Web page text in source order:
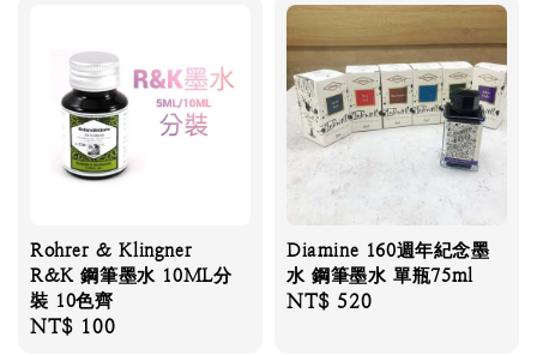
Rohrer & Klingner
R&K 鋼筆墨水 10ML分
裝 10色齊
Regular
NT$ 100
Diamine 160週年紀念墨
水 鋼筆墨水 單瓶75ml
Regular
NT$ 520